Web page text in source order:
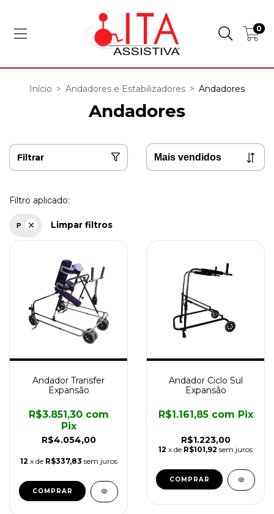
0
Início > Andadores e Estabilizadores > Andadores
Andadores
Filtrar
Filtro aplicado:
P Limpar filtros
Andador Transfer
Expansão
R$4.054,00
R$3.851,30 com
Pix
12 x de R$337,83 sem juros
COMPRAR
Andador Ciclo Sul
Expansão
R$1.223,00
R$1.161,85 com Pix
12 x de R$101,92 sem juros
COMPRAR